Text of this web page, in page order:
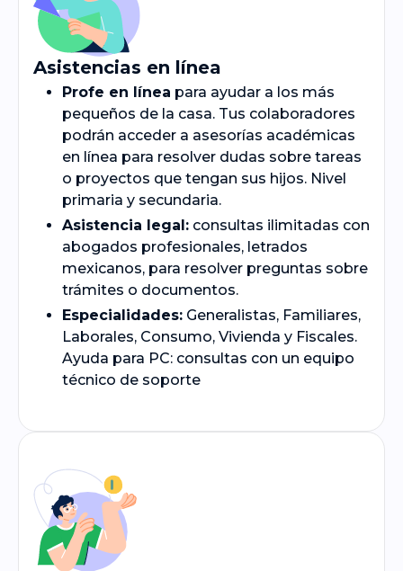
Asistencias en línea
Profe en línea para ayudar a los más
pequeños de la casa. Tus colaboradores
podrán acceder a asesorías académicas
en línea para resolver dudas sobre tareas
o proyectos que tengan sus hijos. Nivel
primaria y secundaria.
Asistencia legal: consultas ilimitadas con
abogados profesionales, letrados
mexicanos, para resolver preguntas sobre
trámites o documentos.
Especialidades: Generalistas, Familiares,
Laborales, Consumo, Vivienda y Fiscales.
Ayuda para PC: consultas con un equipo
técnico de soporte